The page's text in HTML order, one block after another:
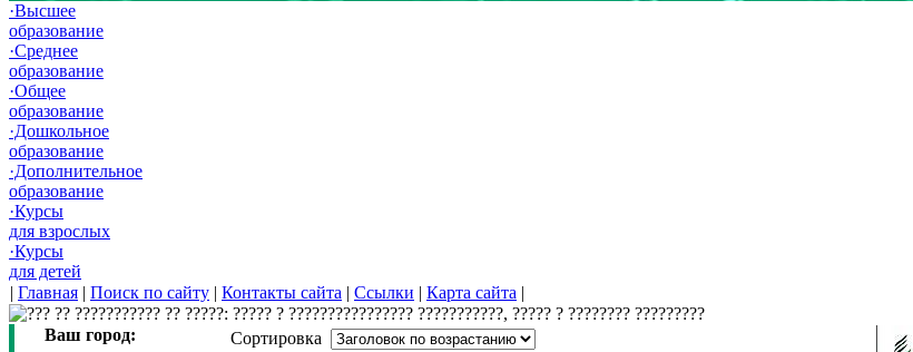
·Высшее
образование
·Среднее
образование
·Общее
образование
·Дошкольное
образование
·Дополнительное
образование
·Курсы
для взрослых
·Курсы
для детей
| Главная | Поиск по сайту | Контакты сайта | Ссылки | Карта сайта |
Ваш город:
Сортировка